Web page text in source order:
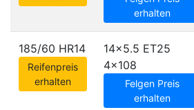
erhalten
185/60 HR14
Reifenpreis
erhalten
14x5.5 ET25
4x108
Felgen Preis
erhalten